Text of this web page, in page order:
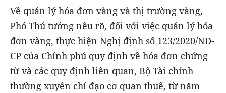
Về quản lý hóa đơn vàng và thị trường vàng,
Phó Thủ tướng nêu rõ, đối với việc quản lý hóa
đơn vàng, thực hiện Nghị định số 123/2020/NĐ-
CP của Chính phủ quy định về hóa đơn chứng
từ và các quy định liên quan, Bộ Tài chính
thường xuyên chỉ đạo cơ quan thuế, từ năm